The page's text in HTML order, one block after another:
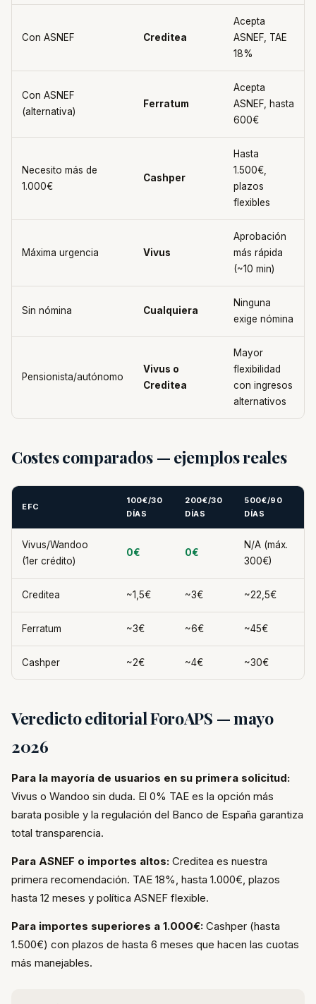
Con ASNEF Creditea
Acepta
ASNEF, TAE
18%
Con ASNEF
(alternativa)
Ferratum
Acepta
ASNEF, hasta
600€
Necesito más de
1.000€
Cashper
Hasta
1.500€,
plazos
flexibles
Máxima urgencia Vivus
Aprobación
más rápida
(~10 min)
Sin nómina Cualquiera
Ninguna
exige nómina
Pensionista/autónomo
Vivus o
Creditea
Mayor
flexibilidad
con ingresos
alternativos
Costes comparados — ejemplos reales
EFC
100€/30
DÍAS
200€/30
DÍAS
500€/90
DÍAS
Vivus/Wandoo
(1er crédito)
0€ 0€
N/A (máx.
300€)
Creditea ~1,5€ ~3€ ~22,5€
Ferratum ~3€ ~6€ ~45€
Cashper ~2€ ~4€ ~30€
Veredicto editorial ForoAPS — mayo
2026
Para la mayoría de usuarios en su primera solicitud:
Vivus o Wandoo sin duda. El 0% TAE es la opción más
barata posible y la regulación del Banco de España garantiza
total transparencia.
Para ASNEF o importes altos: Creditea es nuestra
primera recomendación. TAE 18%, hasta 1.000€, plazos
hasta 12 meses y política ASNEF flexible.
Para importes superiores a 1.000€: Cashper (hasta
1.500€) con plazos de hasta 6 meses que hacen las cuotas
más manejables.